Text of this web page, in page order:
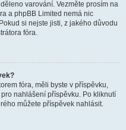
varování. Vezměte prosím na
a phpBB Limited nemá nic
si nejste jisti, z jakého důvodu
fóra.
fóra, měli byste v příspěvku,
nahlášení příspěvku. Po kliknutí
můžete příspěvek nahlásit.